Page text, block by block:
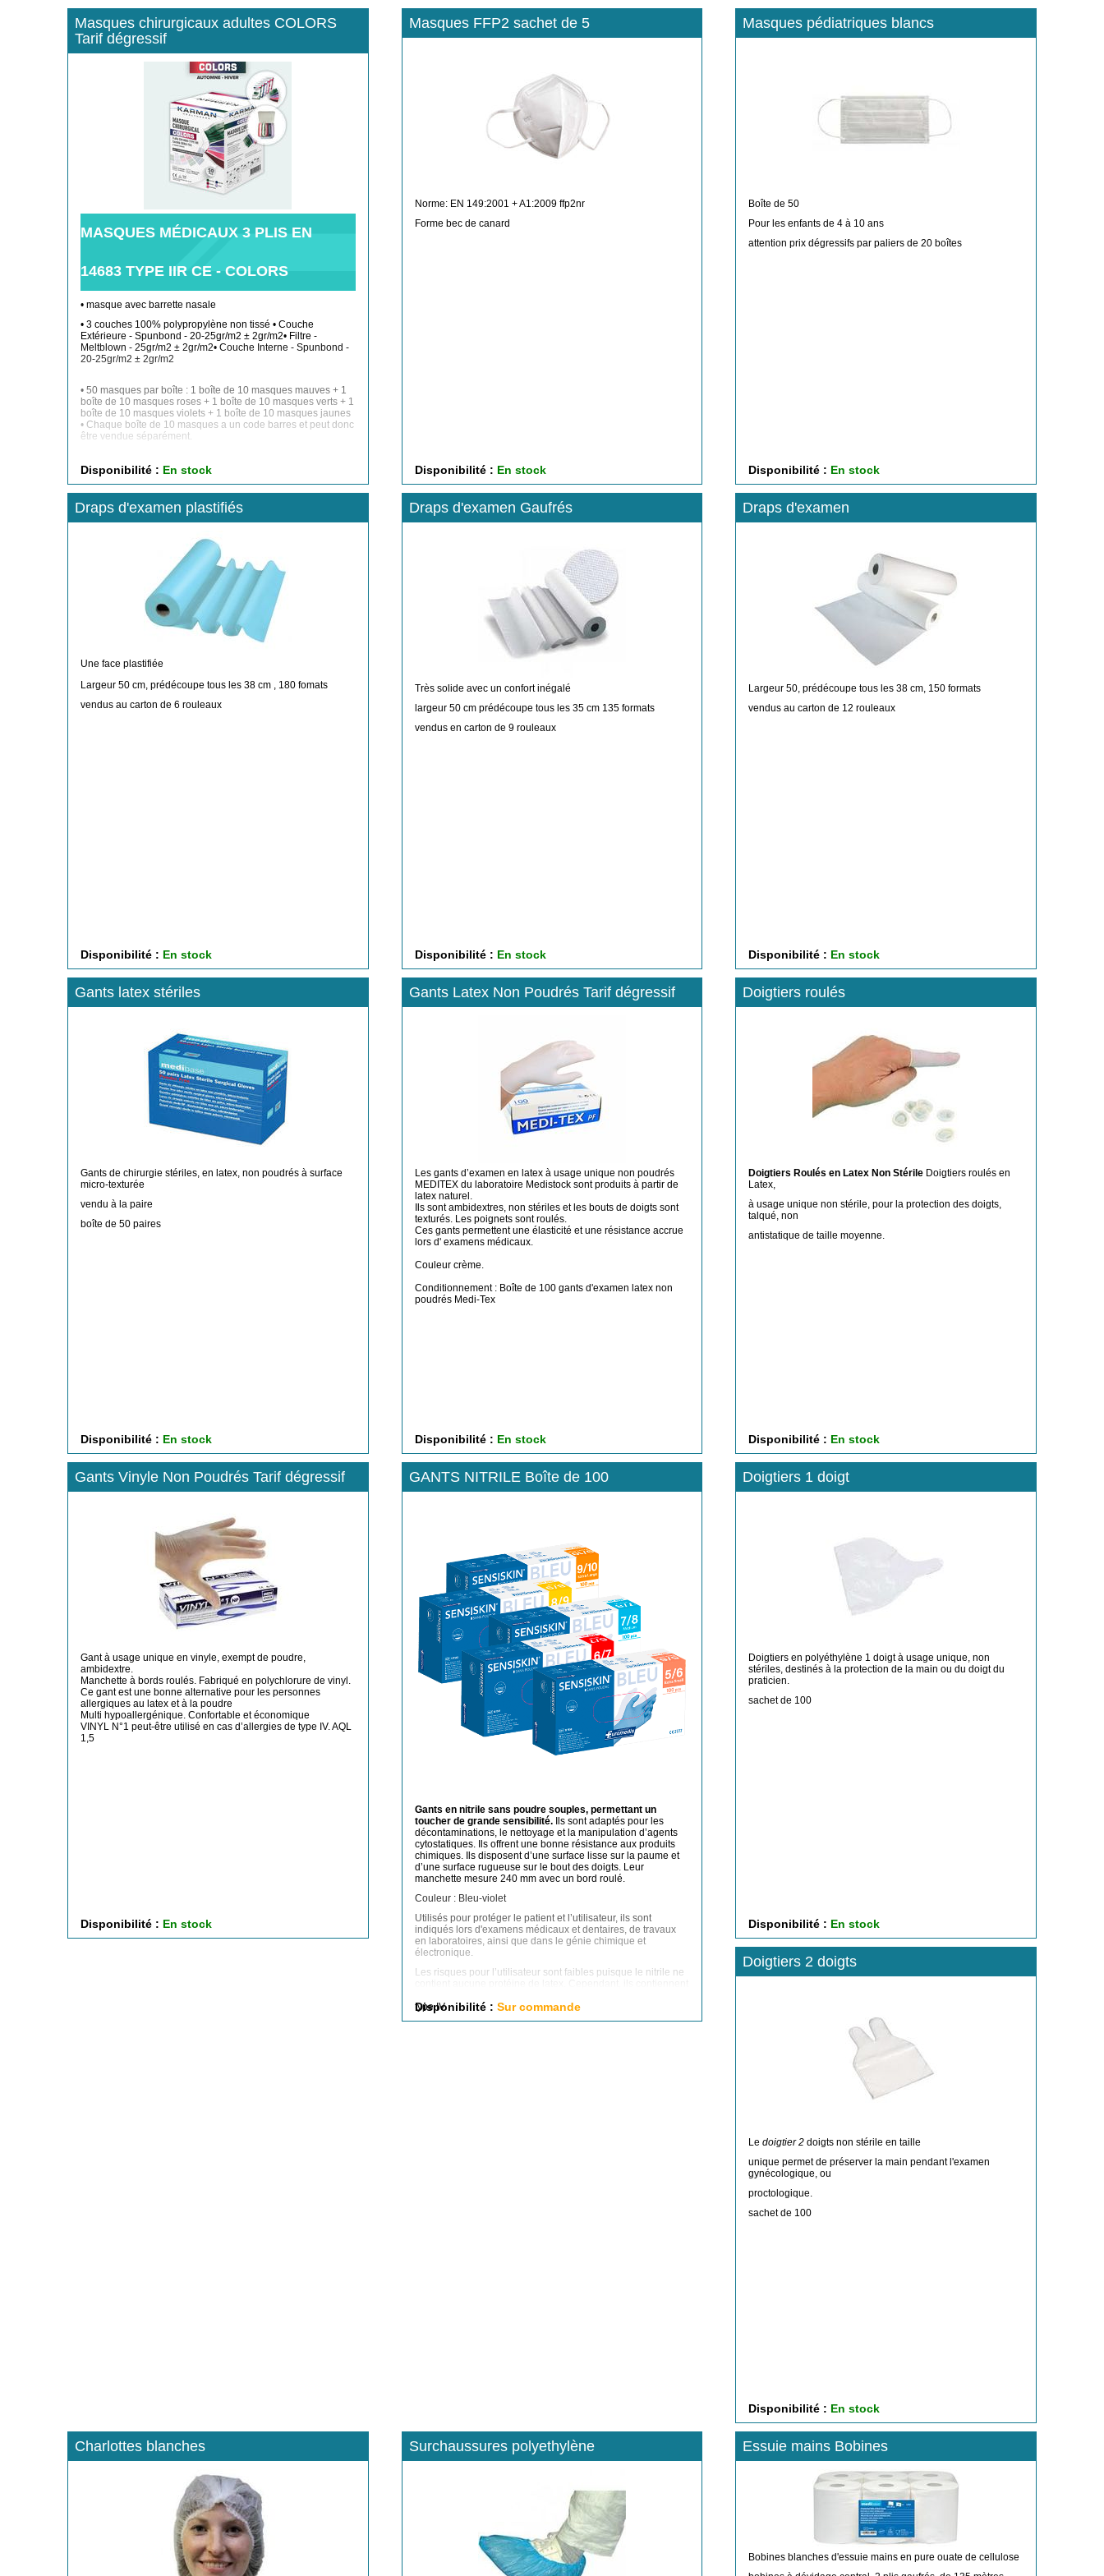
Masques chirurgicaux adultes COLORS
Tarif dégressif
MASQUES MÉDICAUX 3 PLIS EN
14683 TYPE IIR CE - COLORS
• masque avec barrette nasale
• 3 couches 100% polypropylène non tissé • Couche
Extérieure - Spunbond - 20-25gr/m2 ± 2gr/m2• Filtre -
Meltblown - 25gr/m2 ± 2gr/m2• Couche Interne - Spunbond -
20-25gr/m2 ± 2gr/m2
• 50 masques par boîte : 1 boîte de 10 masques mauves + 1
boîte de 10 masques roses + 1 boîte de 10 masques verts + 1
boîte de 10 masques violets + 1 boîte de 10 masques jaunes
• Chaque boîte de 10 masques a un code barres et peut donc
être vendue séparément.
Disponibilité : En stock
Masques FFP2 sachet de 5
Norme: EN 149:2001 + A1:2009 ffp2nr
Forme bec de canard
Disponibilité : En stock
Masques pédiatriques blancs
Boîte de 50
Pour les enfants de 4 à 10 ans
attention prix dégressifs par paliers de 20 boîtes
Disponibilité : En stock
Draps d'examen plastifiés
Une face plastifiée
Largeur 50 cm, prédécoupe tous les 38 cm , 180 fomats
vendus au carton de 6 rouleaux
Disponibilité : En stock
Draps d'examen Gaufrés
Très solide avec un confort inégalé
largeur 50 cm prédécoupe tous les 35 cm 135 formats
vendus en carton de 9 rouleaux
Disponibilité : En stock
Draps d'examen
Largeur 50, prédécoupe tous les 38 cm, 150 formats
vendus au carton de 12 rouleaux
Disponibilité : En stock
Gants latex stériles
Gants de chirurgie stériles, en latex, non poudrés à surface
micro-texturée
vendu à la paire
boîte de 50 paires
Disponibilité : En stock
Gants Latex Non Poudrés Tarif dégressif
Les gants d’examen en latex à usage unique non poudrés
MEDITEX du laboratoire Medistock sont produits à partir de
latex naturel.
Ils sont ambidextres, non stériles et les bouts de doigts sont
texturés. Les poignets sont roulés.
Ces gants permettent une élasticité et une résistance accrue
lors d' examens médicaux.
Couleur crème.
Conditionnement : Boîte de 100 gants d'examen latex non
poudrés Medi-Tex
Disponibilité : En stock
Doigtiers roulés
Doigtiers Roulés en Latex Non Stérile Doigtiers roulés en
Latex,
à usage unique non stérile, pour la protection des doigts,
talqué, non
antistatique de taille moyenne.
Disponibilité : En stock
Gants Vinyle Non Poudrés Tarif dégressif
Gant à usage unique en vinyle, exempt de poudre,
ambidextre.
Manchette à bords roulés. Fabriqué en polychlorure de vinyl.
Ce gant est une bonne alternative pour les personnes
allergiques au latex et à la poudre
Multi hypoallergénique. Confortable et économique
VINYL N°1 peut-être utilisé en cas d’allergies de type IV. AQL
1,5
Disponibilité : En stock
GANTS NITRILE Boîte de 100
Gants en nitrile sans poudre souples, permettant un
toucher de grande sensibilité.Ils sont adaptés pour les
décontaminations, le nettoyage et la manipulation d’agents
cytostatiques. Ils offrent une bonne résistance aux produits
chimiques. Ils disposent d’une surface lisse sur la paume et
d’une surface rugueuse sur le bout des doigts. Leur
manchette mesure 240 mm avec un bord roulé.
Couleur : Bleu-violet
Utilisés pour protéger le patient et l’utilisateur, ils sont
indiqués lors d'examens médicaux et dentaires, de travaux
en laboratoires, ainsi que dans le génie chimique et
électronique.
Les risques pour l’utilisateur sont faibles puisque le nitrile ne
type IV.
Disponibilité : Sur commande
Doigtiers 1 doigt
Doigtiers en polyéthylène 1 doigt à usage unique, non
stériles, destinés à la protection de la main ou du doigt du
praticien.
sachet de 100
Disponibilité : En stock
Doigtiers 2 doigts
Ledoigtier 2 doigts non stérile en taille
unique permet de préserver la main pendant l'examen
gynécologique, ou
proctologique.
sachet de 100
Disponibilité : En stock
Charlottes blanches Surchaussures polyethylène Essuie mains Bobines
Bobines blanches d'essuie mains en pure ouate de cellulose